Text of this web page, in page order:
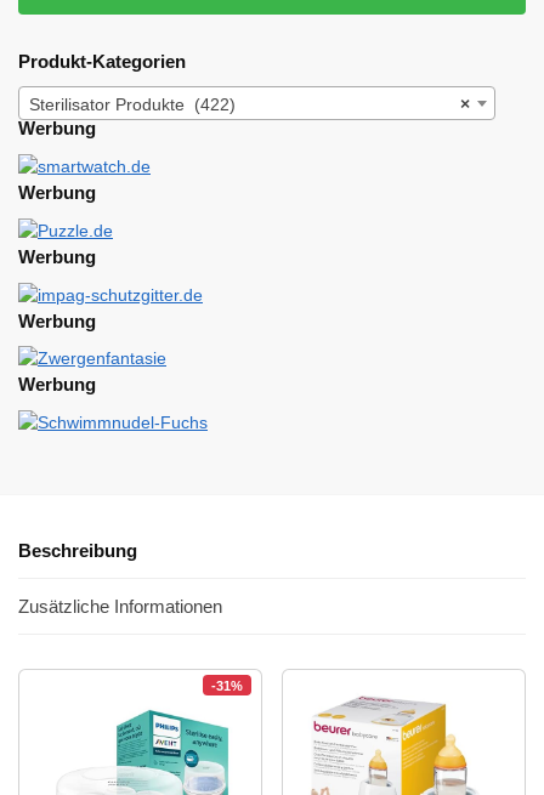
Produkt-Kategorien
×
Sterilisator Produkte (422)
Werbung
Werbung
Werbung
Werbung
Werbung
Beschreibung
Zusätzliche Informationen
-31%